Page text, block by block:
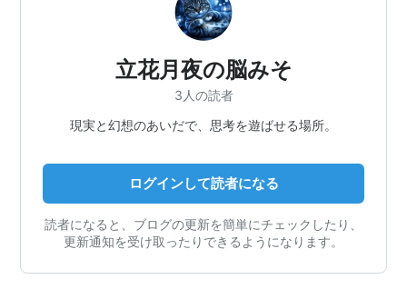
立花月夜の脳みそ
3人の読者
現実と幻想のあいだで、思考を遊ばせる場所。
ログインして読者になる
読者になると、ブログの更新を簡単にチェックしたり、
更新通知を受け取ったりできるようになります。